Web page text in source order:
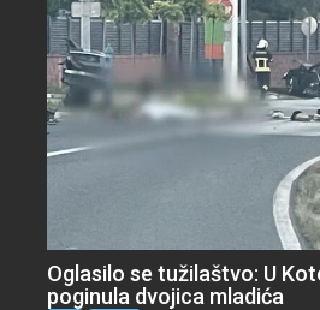
Oglasilo se tužilaštvo: U
poginula dvojica mladića